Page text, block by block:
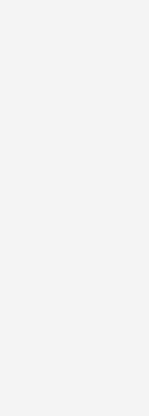
von Fenstern